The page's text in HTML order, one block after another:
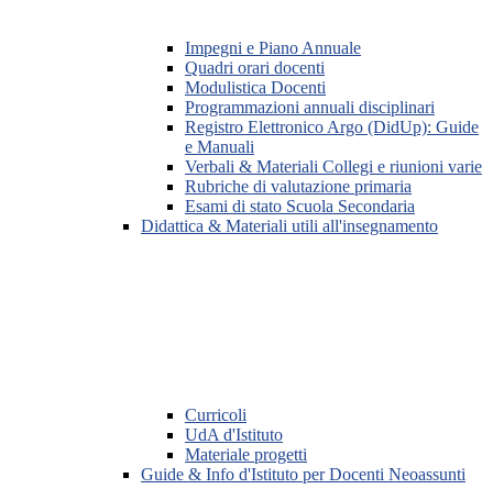
Impegni e Piano Annuale
Quadri orari docenti
Modulistica Docenti
Programmazioni annuali disciplinari
Registro Elettronico Argo (DidUp): Guide
e Manuali
Verbali & Materiali Collegi e riunioni varie
Rubriche di valutazione primaria
Esami di stato Scuola Secondaria
Didattica & Materiali utili all'insegnamento
Curricoli
UdA d'Istituto
Materiale progetti
Guide & Info d'Istituto per Docenti Neoassunti